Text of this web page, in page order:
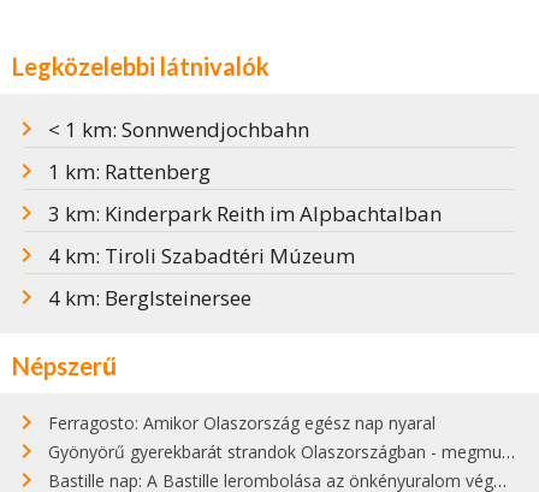
Legközelebbi látnivalók
< 1 km: Sonnwendjochbahn
1 km: Rattenberg
3 km: Kinderpark Reith im Alpbachtalban
4 km: Tiroli Szabadtéri Múzeum
4 km: Berglsteinersee
Népszerű
Ferragosto: Amikor Olaszország egész nap nyaral
Gyönyörű gyerekbarát strandok Olaszországban - megmutatjuk a 15 legjobbat
Bastille nap: A Bastille lerombolása az önkényuralom végét jelentette